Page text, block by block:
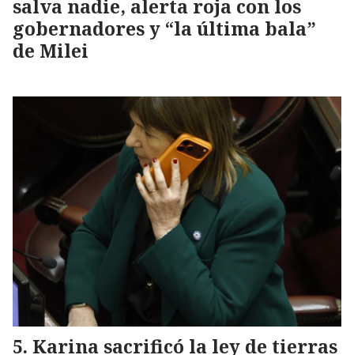
salva nadie, alerta roja con los
gobernadores y “la última bala”
de Milei
Karina sacrificó la ley de tierras